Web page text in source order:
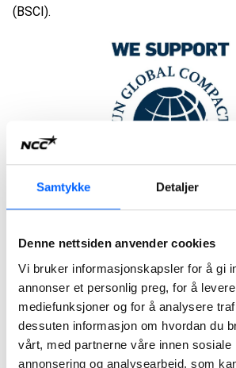
Samtykke Detaljer
Denne nettsiden anvender cookies
Vi bruker informasjonskapsler for å gi
annonser et personlig preg, for å
mediefunksjoner og for å analysere
dessuten informasjon om hvordan du
vårt, med partnerne våre innen sosiale
annonsering og analysearbeid, som
(BSCI).
Siden 2010 har NCC rapportert til
Compact og gir nå årlig en
praktiske tiltakene selskapet har
planlegger å gjennomføre.